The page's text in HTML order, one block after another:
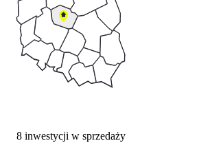
8 inwestycji w sprzedaży